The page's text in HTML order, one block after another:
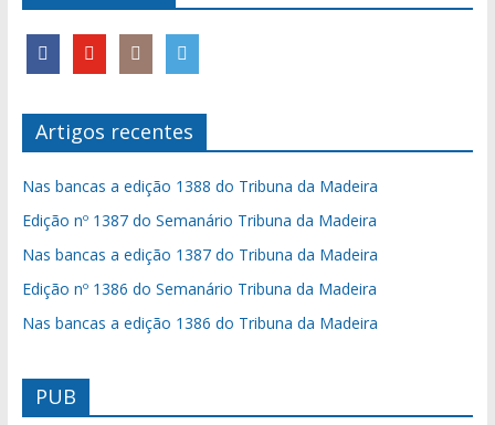
Artigos recentes
Nas bancas a edição 1388 do Tribuna da Madeira
Edição nº 1387 do Semanário Tribuna da Madeira
Nas bancas a edição 1387 do Tribuna da Madeira
Edição nº 1386 do Semanário Tribuna da Madeira
Nas bancas a edição 1386 do Tribuna da Madeira
PUB